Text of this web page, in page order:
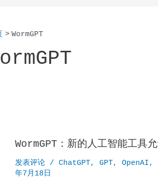
WormGPT
WormGPT：新的人工智能工具
发表评论 /ChatGPT,GPT,OpenAI,
年7月18日